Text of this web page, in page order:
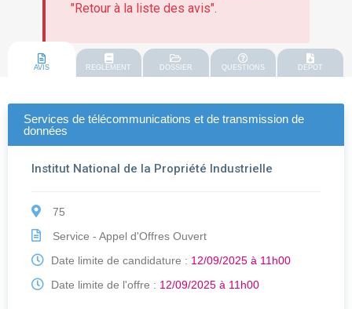
"Retour à la liste des avis".
AVIS REGLEMENT DOSSIER QUESTIONS DEPOT
Services de télécommunications et de transmission de
données
Institut National de la Propriété Industrielle
75
Service - Appel d'Offres Ouvert
Date limite de candidature : 12/09/2025 à 11h00
Date limite de l'offre : 12/09/2025 à 11h00